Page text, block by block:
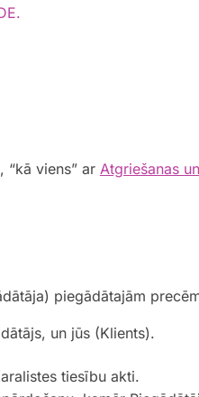
viens” ar Atgriešanas
piegādātajām
un jūs (Klients).
tiesību akti.